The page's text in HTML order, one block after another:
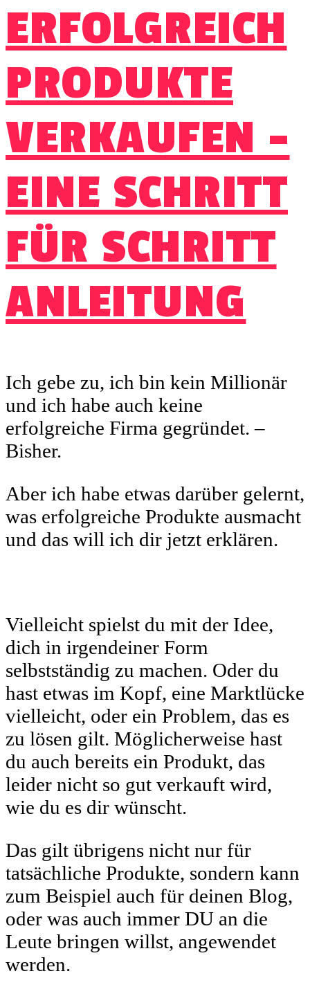
ERFOLGREICH
PRODUKTE
VERKAUFEN –
EINE SCHRITT
FÜR SCHRITT
ANLEITUNG
Ich gebe zu, ich bin kein Millionär
und ich habe auch keine
erfolgreiche Firma gegründet. –
Bisher.
Aber ich habe etwas darüber gelernt,
was erfolgreiche Produkte ausmacht
und das will ich dir jetzt erklären.
Vielleicht spielst du mit der Idee,
dich in irgendeiner Form
selbstständig zu machen. Oder du
hast etwas im Kopf, eine Marktlücke
vielleicht, oder ein Problem, das es
zu lösen gilt. Möglicherweise hast
du auch bereits ein Produkt, das
leider nicht so gut verkauft wird,
wie du es dir wünscht.
Das gilt übrigens nicht nur für
tatsächliche Produkte, sondern kann
zum Beispiel auch für deinen Blog,
oder was auch immer DU an die
Leute bringen willst, angewendet
werden.